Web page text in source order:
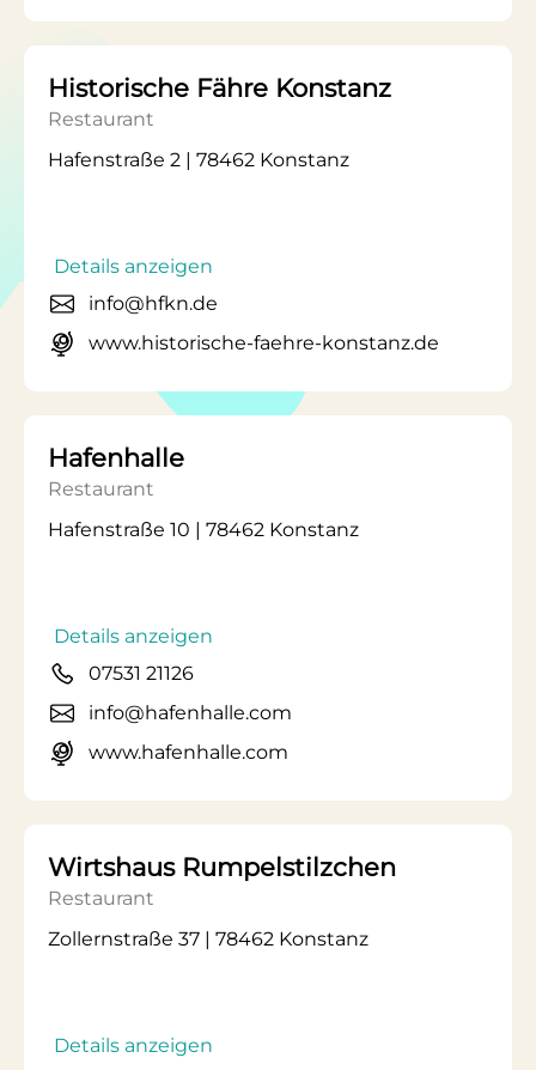
Historische Fähre Konstanz
Restaurant
Hafenstraße 2 | 78462 Konstanz
Details anzeigen
info@hfkn.de
www.historische-faehre-konstanz.de
Hafenhalle
Restaurant
Hafenstraße 10 | 78462 Konstanz
Details anzeigen
07531 21126
info@hafenhalle.com
www.hafenhalle.com
Wirtshaus Rumpelstilzchen
Restaurant
Zollernstraße 37 | 78462 Konstanz
Details anzeigen